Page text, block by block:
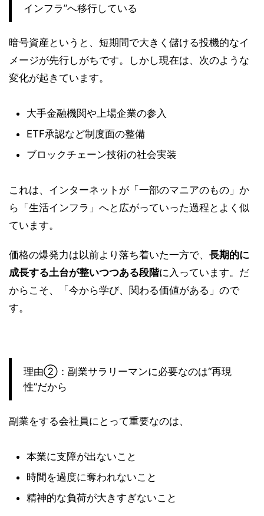
インフラ”へ移行している
暗号資産というと、短期間で大きく儲ける投機的なイ
メージが先行しがちです。しかし現在は、次のような
変化が起きています。
大手金融機関や上場企業の参入
ETF承認など制度面の整備
ブロックチェーン技術の社会実装
これは、インターネットが「一部のマニアのもの」か
ら「生活インフラ」へと広がっていった過程とよく似
ています。
価格の爆発力は以前より落ち着いた一方で、 長期的に
成長する土台が整いつつある段階に入っています。だ
からこそ、「今から学び、関わる価値がある」ので
す。
理由②：副業サラリーマンに必要なのは“再現
性”だから
副業をする会社員にとって重要なのは、
本業に支障が出ないこと
時間を過度に奪われないこと
精神的な負荷が大きすぎないこと